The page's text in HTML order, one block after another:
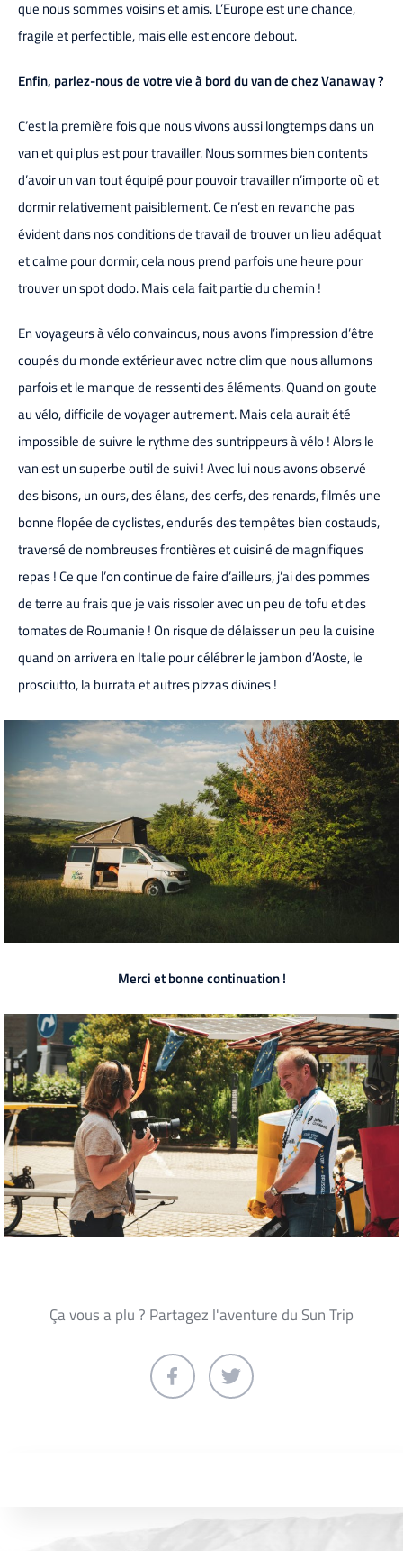
que nous sommes voisins et amis. L’Europe est une chance,
fragile et perfectible, mais elle est encore debout.
Enfin, parlez-nous de votre vie à bord du van de chez Vanaway ?
C’est la première fois que nous vivons aussi longtemps dans un
van et qui plus est pour travailler. Nous sommes bien contents
d’avoir un van tout équipé pour pouvoir travailler n’importe où et
dormir relativement paisiblement. Ce n’est en revanche pas
évident dans nos conditions de travail de trouver un lieu adéquat
et calme pour dormir, cela nous prend parfois une heure pour
trouver un spot dodo. Mais cela fait partie du chemin !
En voyageurs à vélo convaincus, nous avons l’impression d’être
coupés du monde extérieur avec notre clim que nous allumons
parfois et le manque de ressenti des éléments. Quand on goute
au vélo, difficile de voyager autrement. Mais cela aurait été
impossible de suivre le rythme des suntrippeurs à vélo ! Alors le
van est un superbe outil de suivi ! Avec lui nous avons observé
des bisons, un ours, des élans, des cerfs, des renards, filmés une
bonne flopée de cyclistes, endurés des tempêtes bien costauds,
traversé de nombreuses frontières et cuisiné de magnifiques
repas ! Ce que l’on continue de faire d’ailleurs, j’ai des pommes
de terre au frais que je vais rissoler avec un peu de tofu et des
tomates de Roumanie ! On risque de délaisser un peu la cuisine
quand on arrivera en Italie pour célébrer le jambon d’Aoste, le
prosciutto, la burrata et autres pizzas divines !
Merci et bonne continuation !
Ça vous a plu ? Partagez l'aventure du Sun Trip